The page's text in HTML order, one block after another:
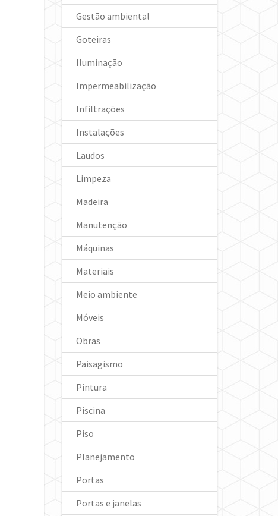
Gestão ambiental
Goteiras
Iluminação
Impermeabilização
Infiltrações
Instalações
Laudos
Limpeza
Madeira
Manutenção
Máquinas
Materiais
Meio ambiente
Móveis
Obras
Paisagismo
Pintura
Piscina
Piso
Planejamento
Portas
Portas e janelas